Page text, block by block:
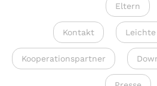
Eltern
Kontakt
Kooperationspartner